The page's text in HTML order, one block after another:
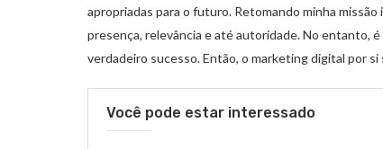
apropriadas para o futuro. Retomando minha
presença, relevância e até autoridade. No entanto,
verdadeiro sucesso. Então, o marketing digital por si
Você pode estar interessado